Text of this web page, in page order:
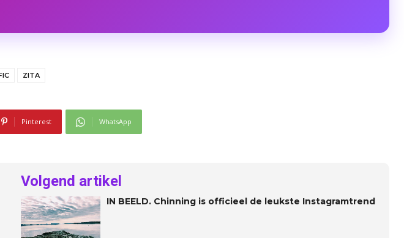
ZITA
Pinterest WhatsApp
Volgend artikel
IN BEELD. Chinning is officieel de leukste Instagramtrend